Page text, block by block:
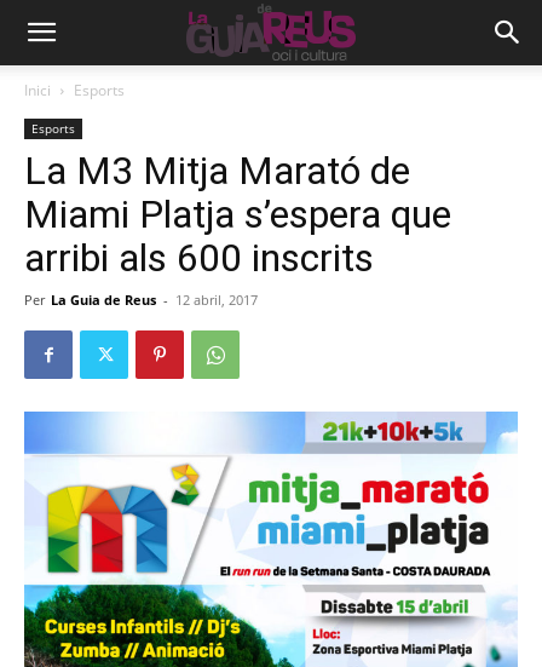
Inici Esports
Esports
La M3 Mitja Marató de
Miami Platja s’espera que
arribi als 600 inscrits
Per La Guia de Reus - 12 abril, 2017